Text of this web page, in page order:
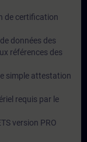
de certification
données des
références des
simple attestation
requis par le
version PRO